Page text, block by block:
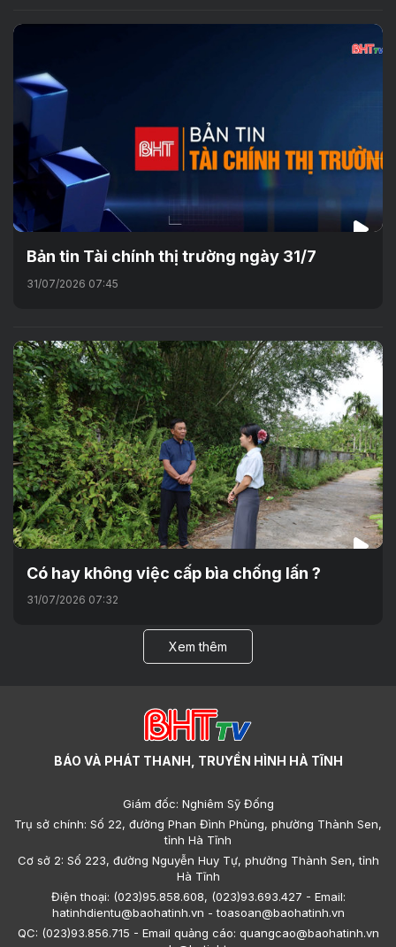
Bản tin Tài chính thị trường ngày 31/7
31/07/2026 07:45
Có hay không việc cấp bìa chống lấn ?
31/07/2026 07:32
Xem thêm
BÁO VÀ PHÁT THANH, TRUYỀN HÌNH HÀ TĨNH
Giám đốc: Nghiêm Sỹ Đống
Trụ sở chính: Số 22, đường Phan Đình Phùng, phường Thành Sen,
tỉnh Hà Tĩnh
Cơ sở 2: Số 223, đường Nguyễn Huy Tự, phường Thành Sen, tỉnh
Hà Tĩnh
Điện thoại: (023)95.858.608, (023)93.693.427 - Email:
hatinhdientu@baohatinh.vn - toasoan@baohatinh.vn
QC: (023)93.856.715 - Email quảng cáo: quangcao@baohatinh.vn